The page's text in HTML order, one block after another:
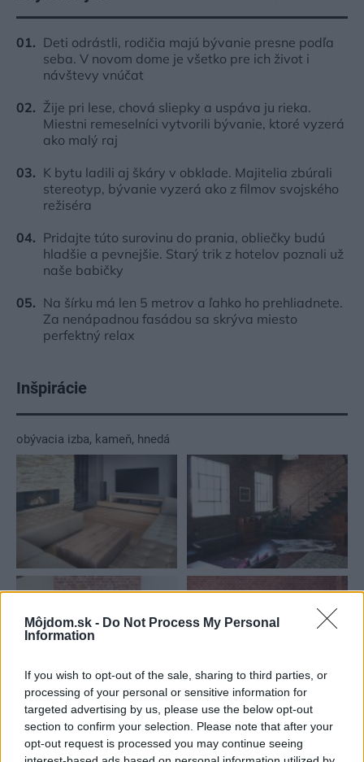
Môjdom.sk - Do Not Process My Personal
Information
If you wish to opt-out of the sale, sharing to third parties, or
processing of your personal or sensitive information for
targeted advertising by us, please use the below opt-out
section to confirm your selection. Please note that after your
opt-out request is processed you may continue seeing
Deti odrástli, rodičia majú bývanie presne podľa
seba. V novom dome je všetko pre ich život i
návštevy vnúčat
Žije pri lese, chová sliepky a uspáva ju rieka.
Miestni remeselníci vytvorili bývanie, ktoré vyzerá
ako malý raj
K bytu ladili aj škáry v obklade. Majitelia zbúrali
stereotyp, bývanie vyzerá ako z filmov svojského
režiséra
Pridajte túto surovinu do prania, obliečky budú
hladšie a pevnejšie. Starý trik z hotelov poznali už
naše babičky
Na šírku má len 5 metrov a ľahko ho prehliadnete.
Za nenápadnou fasádou sa skrýva miesto
perfektný relax
Inšpirácie
obývacia izba, kameň, hnedá
Najnovšie príspevky